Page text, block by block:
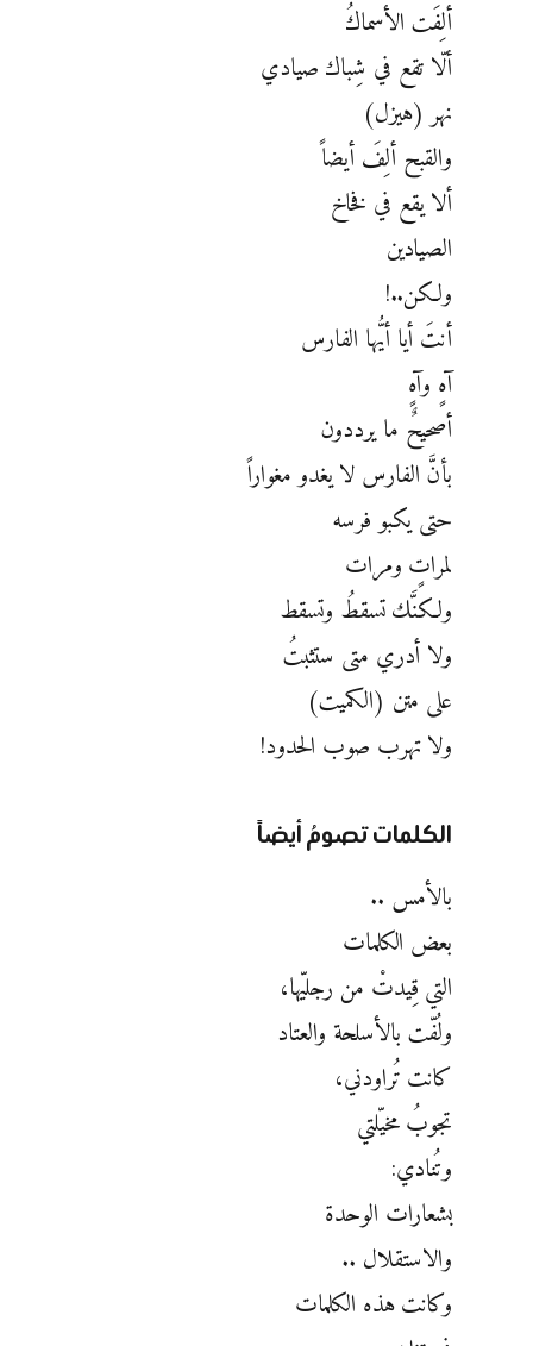
ألِفَت الأسماكُ
ألّا تقع في شِباك صيادي
نهر (هيزل)
والقبح ألِفَ أيضاً
ألا يقع في فخاخ
الصيادين
ولكن..!
أنتَ أيا أيُّها الفارس
آهٍ وآهٍ
أصحيحٌ ما يرددون
بأنَّ الفارس لا يغدو مغواراً
حتى يكبو فرسه
لمراتٍ ومرات
ولكنَّك تسقطُ وتسقط
ولا أدري متى ستثبتُ
على متن (الكميت)
ولا تهرب صوب الحدود!
الكلمات تصومُ أيضاً
بالأمس ..
بعض الكلمات
التي قِيدتْ من رجليّها،
ولُفّت بالأسلحة والعتاد
كانت تُراودني،
تجوبُ مخيّلتي
وتُنادي:
بشعارات الوحدة
والاستقلال ..
وكانت هذه الكلمات